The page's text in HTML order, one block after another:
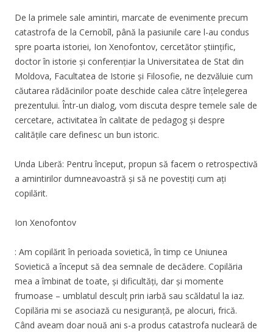
De la primele sale amintiri, marcate de evenimente precum
catastrofa de la Cernobîl, până la pasiunile care l-au condus
spre poarta istoriei, Ion Xenofontov, cercetător științific,
doctor în istorie și conferențiar la Universitatea de Stat din
Moldova, Facultatea de Istorie și Filosofie, ne dezvăluie cum
căutarea rădăcinilor poate deschide calea către înțelegerea
prezentului. Într-un dialog, vom discuta despre temele sale de
cercetare, activitatea în calitate de pedagog și despre
calitățile care definesc un bun istoric.
Unda Liberă: Pentru început, propun să facem o retrospectivă
a amintirilor dumneavoastră și să ne povestiți cum ați
copilărit.
Ion Xenofontov
: Am copilărit în perioada sovietică, în timp ce Uniunea
Sovietică a început să dea semnale de decădere. Copilăria
mea a îmbinat de toate, și dificultăți, dar și momente
frumoase – umblatul desculț prin iarbă sau scăldatul la iaz.
Copilăria mi se asociază cu nesiguranță, pe alocuri, frică.
Când aveam doar nouă ani s-a produs catastrofa nucleară de